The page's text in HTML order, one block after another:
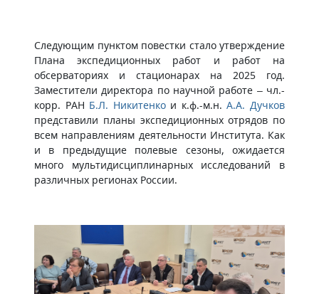
Следующим пунктом повестки стало утверждение
Плана экспедиционных работ и работ на
обсерваториях и стационарах на 2025 год.
Заместители директора по научной работе – чл.-
корр. РАН Б.Л. Никитенкои к.ф.-м.н.А.А. Дучков
представили планы экспедиционных отрядов по
всем направлениям деятельности Института. Как
и в предыдущие полевые сезоны, ожидается
много мультидисциплинарных исследований в
различных регионах России.